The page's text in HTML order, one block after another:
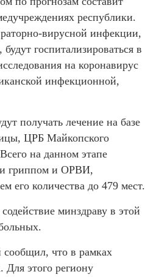
республики.
вирусной инфекции,
госпитализироваться в
на коронавирус
инфекционной,
получать лечение на базе
ЦРБ Майкопского
на данном этапе
гриппом и ОРВИ,
его количества до 479 мест.
минздраву в этой
сообщил, что в рамках
этого региону